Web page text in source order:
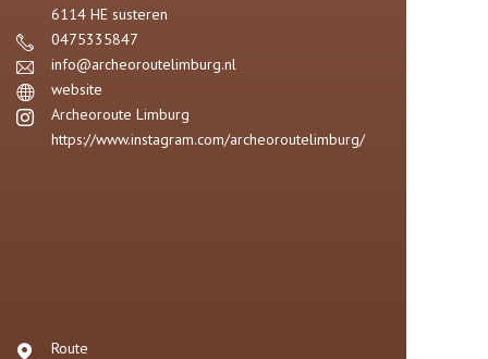
6114 HE susteren
0475335847
info@archeoroutelimburg.nl
website
Archeoroute Limburg
https://www.instagram.com/archeoroutelimburg/
Route